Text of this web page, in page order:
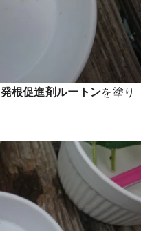
発根促進剤ルートンを塗り